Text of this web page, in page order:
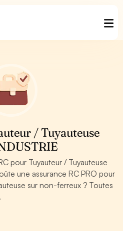
/ Tuyauteuse
pour Tuyauteur / Tuyauteuse
une assurance RC PRO pour
sur non-ferreux ? Toutes